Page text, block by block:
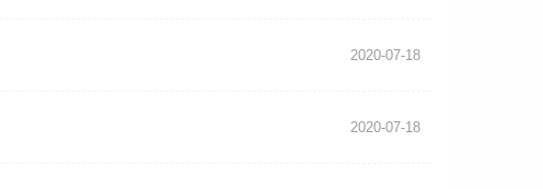
2020-07-18
2020-07-18